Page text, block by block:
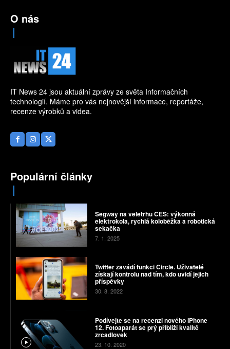
O nás
IT News 24 jsou aktuální zprávy ze světa Informačních
technologií. Máme pro vás nejnovější informace, reportáže,
recenze výrobků a videa.
Populární články
Segway na veletrhu CES: výkonná
elektrokola, rychlá koloběžka a robotická
sekačka
7. 1. 2025
Twitter zavádí funkci Circle. Uživatelé
získají kontrolu nad tím, kdo uvidí jejich
příspěvky
30. 8. 2022
Podívejte se na recenzi nového iPhone
12. Fotoaparát se prý přiblíží kvalitě
zrcadlovek
23. 10. 2020